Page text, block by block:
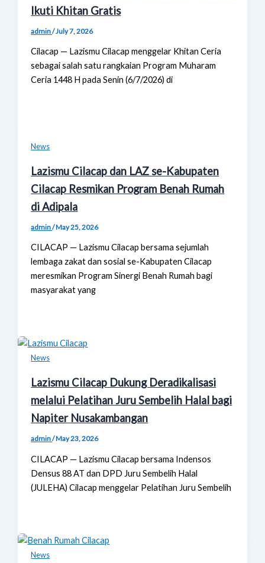
Ikuti Khitan Gratis
admin/July 7, 2026
Cilacap — Lazismu Cilacap menggelar Khitan Ceria
sebagai salah satu rangkaian Program Muharam
Ceria 1448 H pada Senin (6/7/2026) di
News
Lazismu Cilacap dan LAZ se-Kabupaten
Cilacap Resmikan Program Benah Rumah
di Adipala
admin/May 25, 2026
CILACAP — Lazismu Cilacap bersama sejumlah
lembaga zakat dan sosial se-Kabupaten Cilacap
meresmikan Program Sinergi Benah Rumah bagi
masyarakat yang
News
Lazismu Cilacap Dukung Deradikalisasi
melalui Pelatihan Juru Sembelih Halal bagi
Napiter Nusakambangan
admin/May 23, 2026
CILACAP — Lazismu Cilacap bersama Indensos
Densus 88 AT dan DPD Juru Sembelih Halal
(JULEHA) Cilacap menggelar Pelatihan Juru Sembelih
News